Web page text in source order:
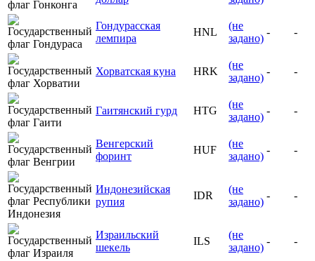
Гондурасская
лемпира
HNL
(не
задано)
- -
Хорватская куна HRK
(не
задано)
- -
Гаитянский гурд HTG
(не
задано)
- -
Венгерский
форинт
HUF
(не
задано)
- -
Индонезийская
рупия
IDR
(не
задано)
- -
Израильский
шекель
ILS
(не
задано)
- -